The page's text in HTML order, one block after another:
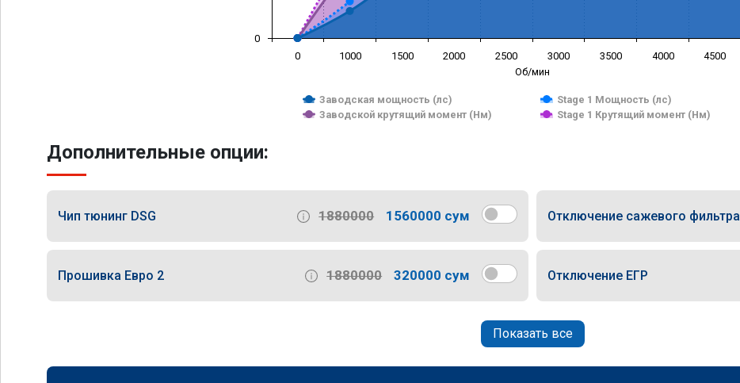
Об/мин
Заводская мощность (лс)
Stage 1 Мощность (лс)
Заводской крутящий момент (Нм)
Stage 1 Крутящий момент (Нм)
0 1000 1500 2000 2500 3000 3500 4000 4500
0
Дополнительные опции:
Чип тюнинг DSG 1880000 1560000 сум Отключение сажевого фильтра
Прошивка Евро 2 1880000 320000 сум Отключение ЕГР
Показать все